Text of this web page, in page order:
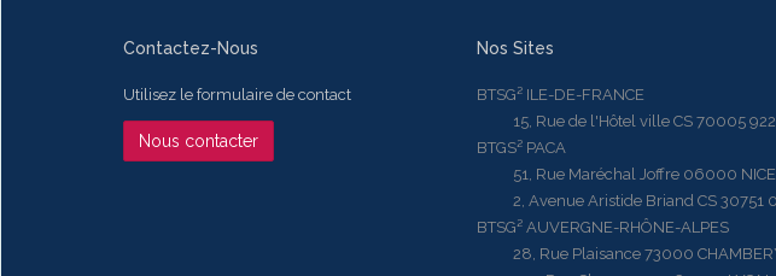
Contactez-Nous
Utilisez le formulaire de contact
Nous contacter
Nos Sites
BTSG² ILE-DE-FRANCE
15, Rue de l'Hôtel ville CS 70005
BTGS² PACA
51, Rue Maréchal Joffre 06000 NICE
2, Avenue Aristide Briand CS 30751
BTSG² AUVERGNE-RHÔNE-ALPES
28, Rue Plaisance 73000